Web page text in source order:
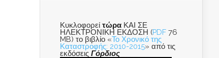
Κυκλοφορεί τώρα ΚΑΙ ΣΕ
ΗΛΕΚΤΡΟΝΙΚΗ ΕΚΔΟΣΗ (PDF 76
MB) το βιβλίο «Το Χρονικό της
Καταστροφής: 2010-2015» από τις
εκδόσεις Γόρδιος